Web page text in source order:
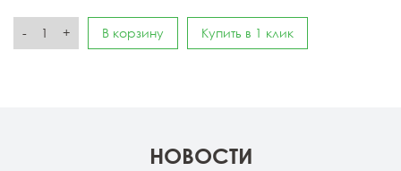
- + В корзину Купить в 1 клик
НОВОСТИ